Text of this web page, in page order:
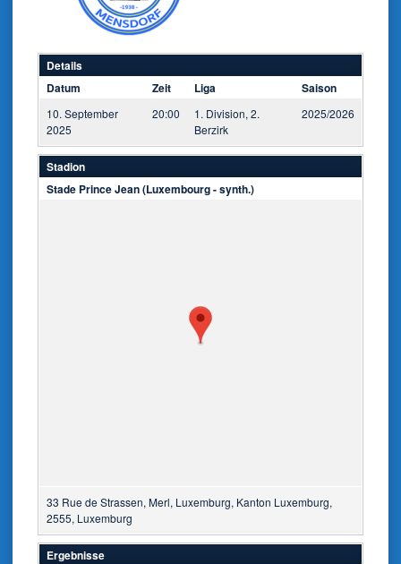
Details
Datum
Zeit Liga Saison
10. September
2025
20:00
1. Division, 2.
Berzirk
2025/2026
Stadion
Stade Prince Jean (Luxembourg - synth.)
33 Rue de Strassen, Merl, Luxemburg, Kanton Luxemburg,
2555, Luxemburg
Ergebnisse